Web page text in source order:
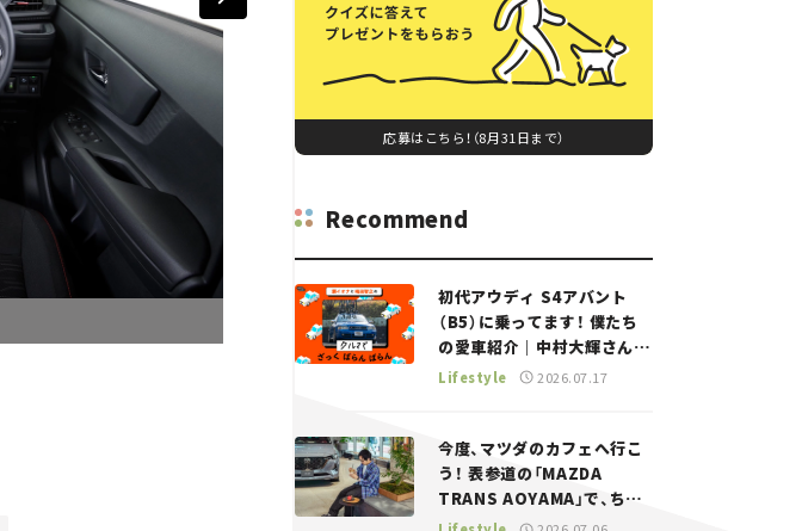
応募はこちら！（8月31日まで）
Recommend
初代アウディ S4アバント
（B5）に乗ってます！ 僕たち
の愛車紹介｜中村大輝さん
——瀬イオナと嶋田智之の
Lifestyle 2026.07.17
今度、マツダのカフェへ行こ
う！ 表参道の「MAZDA
TRANS AOYAMA」で、ちょ
っとひと息。——連載｜CCG